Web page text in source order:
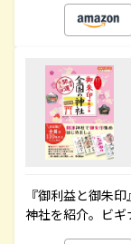
『御利益と御朱
神社を紹介。ビギ